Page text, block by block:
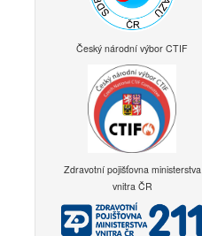
Český národní výbor CTIF
Zdravotní pojišťovna ministerstva
vnitra ČR